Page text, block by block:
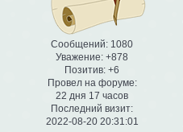
Сообщений: 1080
Уважение: +878
Позитив: +6
Провел на форуме:
22 дня 17 часов
Последний визит:
2022-08-20 20:31:01